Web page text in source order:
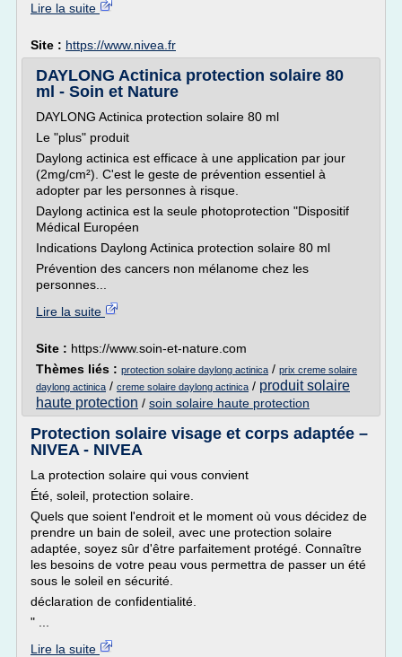
Lire la suite
Site : https://www.nivea.fr
DAYLONG Actinica protection solaire 80
ml - Soin et Nature
DAYLONG Actinica protection solaire 80 ml
Le "plus" produit
Daylong actinica est efficace à une application par jour
(2mg/cm²). C'est le geste de prévention essentiel à
adopter par les personnes à risque.
Daylong actinica est la seule photoprotection "Dispositif
Médical Européen
Indications Daylong Actinica protection solaire 80 ml
Prévention des cancers non mélanome chez les
personnes...
Lire la suite
Site : https://www.soin-et-nature.com
Thèmes liés : protection solaire daylong actinica / prix creme solaire
daylong actinica / creme solaire daylong actinica / produit solaire
haute protection / soin solaire haute protection
Protection solaire visage et corps adaptée –
NIVEA - NIVEA
La protection solaire qui vous convient
Été, soleil, protection solaire.
Quels que soient l'endroit et le moment où vous décidez de
prendre un bain de soleil, avec une protection solaire
adaptée, soyez sûr d'être parfaitement protégé. Connaître
les besoins de votre peau vous permettra de passer un été
sous le soleil en sécurité.
déclaration de confidentialité.
" ...
Lire la suite